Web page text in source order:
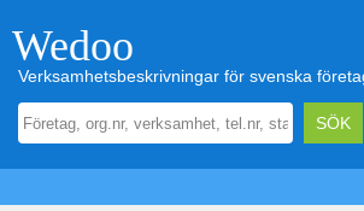
Wedoo
Verksamhetsbeskrivningar för svenska